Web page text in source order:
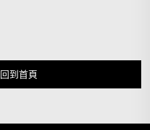
回到首頁